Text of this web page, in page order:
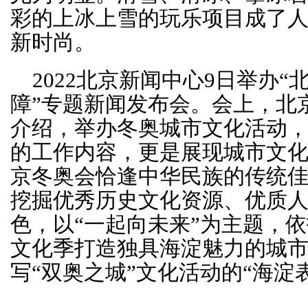
彩的上冰上雪的玩乐项目成了
新时尚。
2022北京新闻中心9日举办“
障”专题新闻发布会。会上，
介绍，举办冬奥城市文化活动
的工作内容，更是展现城市文
京冬奥会恰逢中华民族的传统
挖掘优秀历史文化资源、优质
色，以“一起向未来”为主题，
文化季打造独具海淀魅力的城
写“双奥之城”文化活动的“海淀